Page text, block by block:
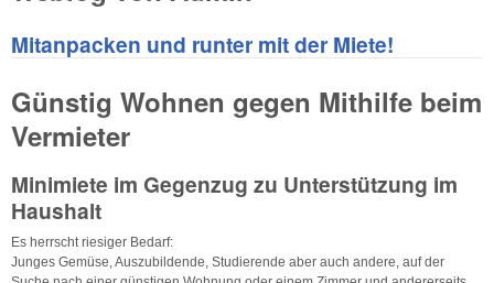
Mitanpacken und runter mit der Miete!
Günstig Wohnen gegen Mithilfe beim
Vermieter
Minimiete im Gegenzug zu Unterstützung im
Haushalt
Es herrscht riesig er Bedarf:
Junges Gemüse, Auszubildende, Studierende aber auch andere, auf der